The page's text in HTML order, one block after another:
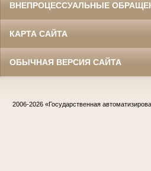
ВНЕПРОЦЕССУАЛЬНЫЕ
КАРТА САЙТА
ОБЫЧНАЯ ВЕРСИЯ САЙТА
2006-2026 «Государственная